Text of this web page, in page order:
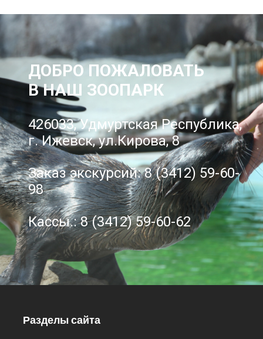
ДОБРО ПОЖАЛОВАТЬ
В НАШ ЗООПАРК
426033, Удмуртская Республика,
г. Ижевск, ул.Кирова, 8
Заказ экскурсий: 8 (3412) 59-60-
98
Кассы.: 8 (3412) 59-60-62
Разделы сайта